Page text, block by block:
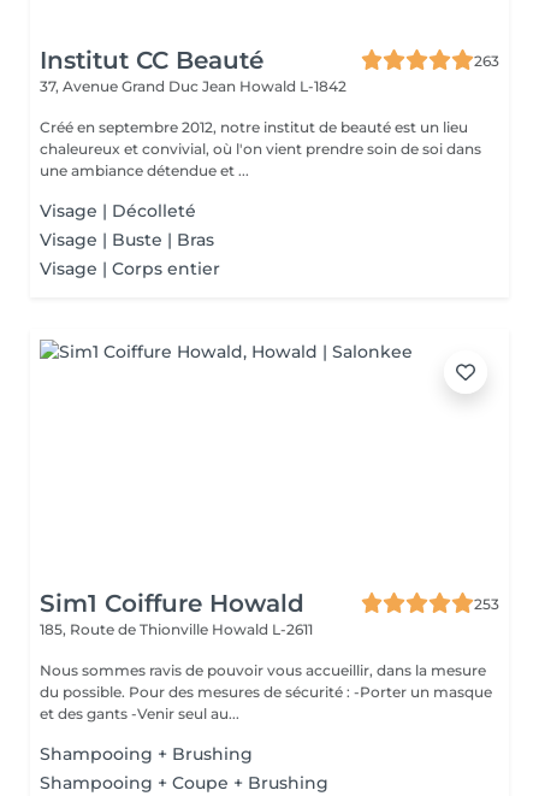
Institut CC Beauté
263
37, Avenue Grand Duc Jean Howald L-1842
Créé en septembre 2012, notre institut de beauté est un lieu
chaleureux et convivial, où l'on vient prendre soin de soi dans
une ambiance détendue et ...
Visage | Décolleté
Visage | Buste | Bras
Visage | Corps entier
Sim1 Coiffure Howald
253
185, Route de Thionville Howald L-2611
Nous sommes ravis de pouvoir vous accueillir, dans la mesure
du possible. Pour des mesures de sécurité : -Porter un masque
et des gants -Venir seul au...
Shampooing + Brushing
Shampooing + Coupe + Brushing